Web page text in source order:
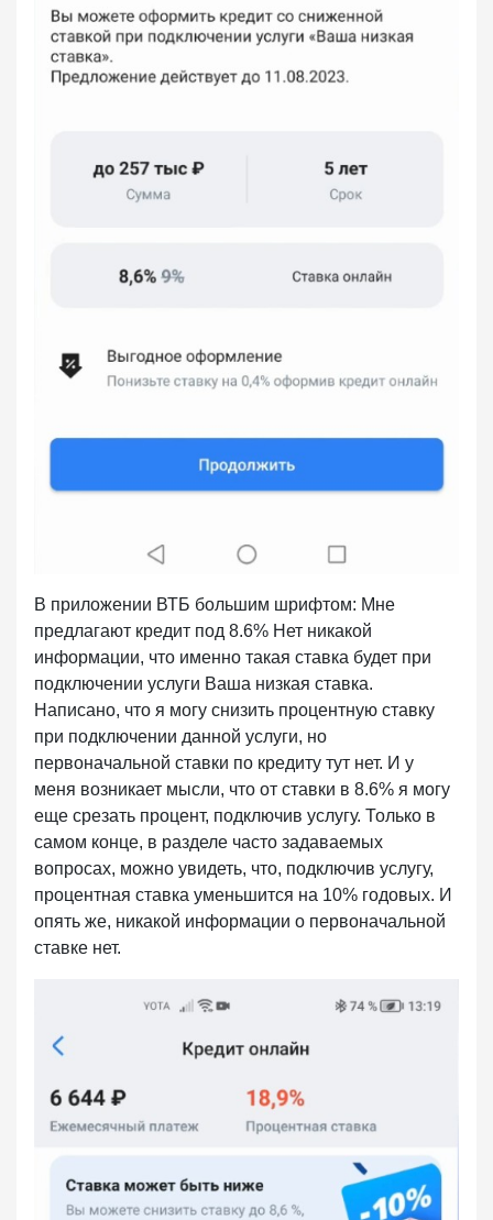
В приложении ВТБ большим шрифтом: Мне
предлагают кредит под 8.6% Нет никакой
информации, что именно такая ставка будет при
подключении услуги Ваша низкая ставка.
Написано, что я могу снизить процентную ставку
при подключении данной услуги, но
первоначальной ставки по кредиту тут нет. И у
меня возникает мысли, что от ставки в 8.6% я могу
еще срезать процент, подключив услугу. Только в
самом конце, в разделе часто задаваемых
вопросах, можно увидеть, что, подключив услугу,
процентная ставка уменьшится на 10% годовых. И
опять же, никакой информации о первоначальной
ставке нет.